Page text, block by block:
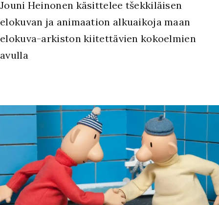
Jouni Heinonen käsittelee tšekkiläisen
elokuvan ja animaation alkuaikoja maan
elokuva-arkiston kiitettävien kokoelmien
avulla